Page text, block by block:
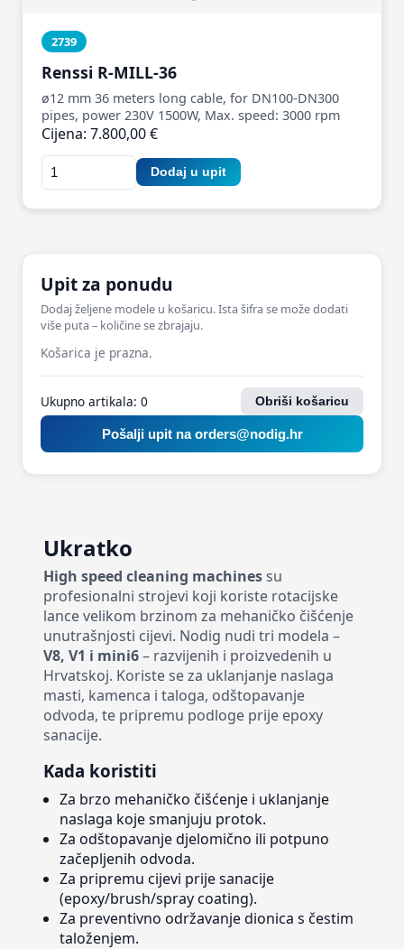
2739
Renssi R-MILL-36
ø12 mm 36 meters long cable, for DN100-DN300
pipes, power 230V 1500W, Max. speed: 3000 rpm
Cijena: 7.800,00 €
Dodaj u upit
Upit za ponudu
Dodaj željene modele u košaricu. Ista šifra se može dodati
više puta – količine se zbrajaju.
Košarica je prazna.
Ukupno artikala: 0 Obriši košaricu
Pošalji upit na orders@nodig.hr
Ukratko
High speed cleaning machinessu
profesionalni strojevi koji koriste rotacijske
lance velikom brzinom za mehaničko čišćenje
unutrašnjosti cijevi. Nodig nudi tri modela –
V8, V1 i mini6– razvijenih i proizvedenih u
Hrvatskoj. Koriste se za uklanjanje naslaga
masti, kamenca i taloga, odštopavanje
odvoda, te pripremu podloge prije epoxy
sanacije.
Kada koristiti
Za brzo mehaničko čišćenje i uklanjanje
naslaga koje smanjuju protok.
Za odštopavanje djelomično ili potpuno
začepljenih odvoda.
Za pripremu cijevi prije sanacije
(epoxy/brush/spray coating).
Za preventivno održavanje dionica s čestim
taloženjem.